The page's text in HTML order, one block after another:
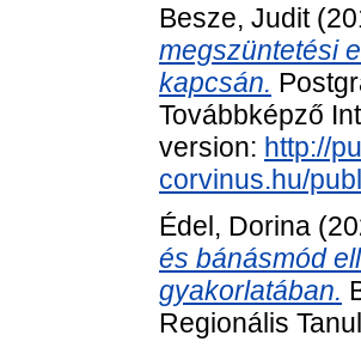
Besze, Judit
megszüntetési
kapcsán.
Továbbképző
version: http://
corvinus.hu/
Édel, Dorina
és bánásmód
gyakorlatában.
Regionális